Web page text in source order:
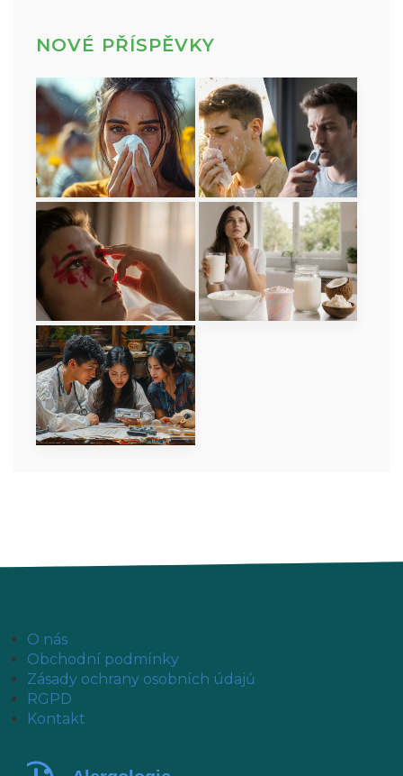
NOVÉ PŘÍSPĚVKY
O nás
Obchodní podmínky
Zásady ochrany osobních údajů
RGPD
Kontakt